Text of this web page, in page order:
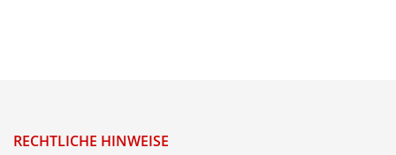
RECHTLICHE HINWEISE